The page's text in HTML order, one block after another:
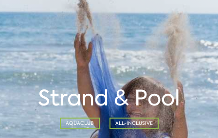
Strand & Pool
AQUACLUB ALL-INCLUSIVE